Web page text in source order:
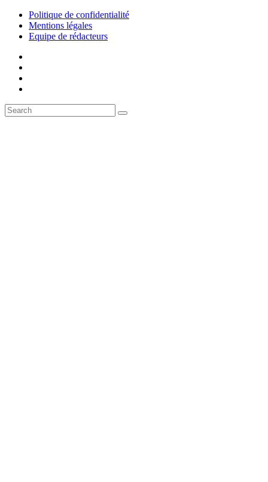
Politique de confidentialité
Mentions légales
Equipe de rédacteurs